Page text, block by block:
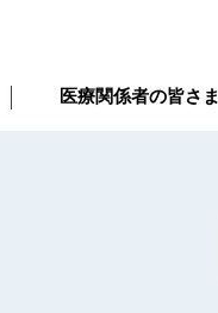
医療関係者の皆さま